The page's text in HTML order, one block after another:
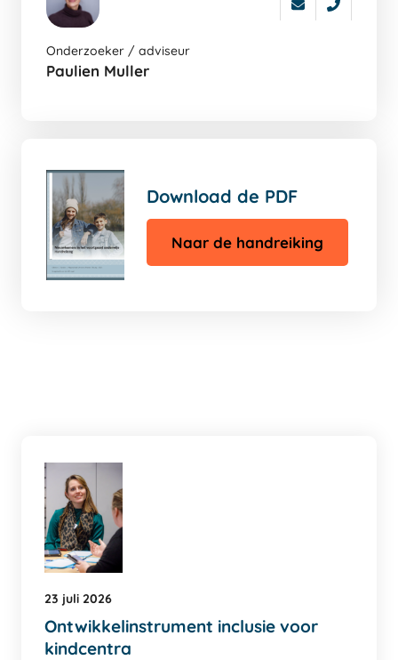
naar
de
Onderzoeker / adviseur
Paulien Muller
Download de PDF
Naar de handreiking
23 juli 2026
Ontwikkelinstrument inclusie voor
kindcentra